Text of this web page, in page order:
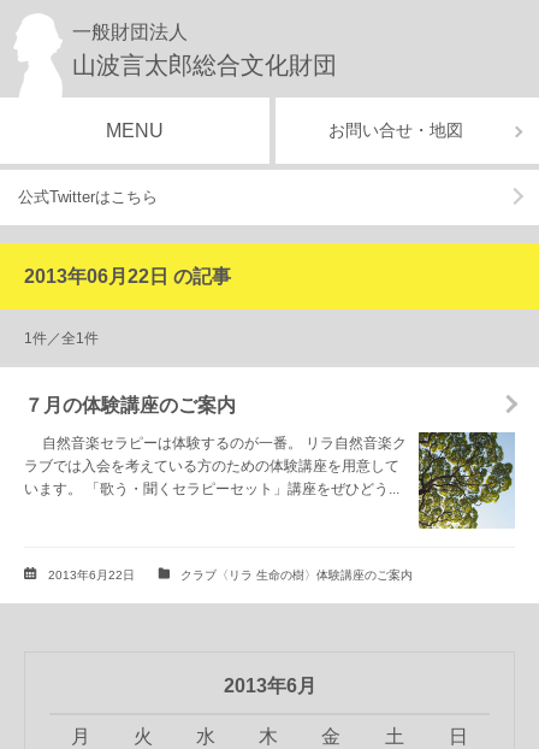
一般財団法人
山波言太郎総合文化財団
MENU お問い合せ・地図
公式Twitterはこちら
2013年06月22日 の記事
1件／全1件
７月の体験講座のご案内
自然音楽セラピーは体験するのが一番。 リラ自然音楽ク
ラブでは入会を考えている方のための体験講座を用意して
います。 「歌う・聞くセラピーセット」講座をぜひどう...
2013年6月22日 クラブ〈リラ 生命の樹〉体験講座のご案内
2013年6月
月 火 水 木 金 土 日